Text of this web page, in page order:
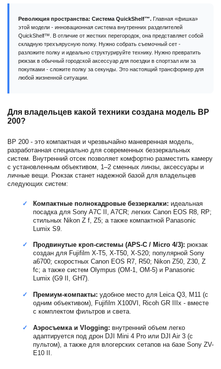
Революция пространства: Система QuickShelf™. Главная «фишка»
этой модели - инновационная система внутренних разделителей
QuickShelf™. В отличие от жестких перегородок, она представляет собой
складную трехъярусную полку. Нужно собрать съемочный сет -
разложите полку и идеально структурируйте технику. Нужно превратить
рюкзак в обычный городской аксессуар для поездки в спортзал или за
покупками - сложите полку за секунды. Это настоящий трансформер для
любой жизненной ситуации.
Для владельцев какой техники создана модель BP
200?
BP 200 - это компактная и чрезвычайно маневренная модель,
разработанная специально для современных беззеркальных
систем. Внутренний отсек позволяет комфортно разместить камеру
с установленным объективом, 1–2 сменных линзы, аксессуары и
личные вещи. Рюкзак станет надежной базой для владельцев
следующих систем:
Компактные полнокадровые беззеркалки: идеальная
посадка для Sony A7C II, A7CR; легких Canon EOS R8, RP;
стильных Nikon Z f, Z5; а также компактной Panasonic
Lumix S9.
Продвинутые кроп-системы (APS-C / Micro 4/3): рюкзак
создан для Fujifilm X-T5, X-T50, X-S20; популярной Sony
a6700; скоростных Canon EOS R7, R50; Nikon Z50, Z30, Z
fc; а также систем Olympus (OM-1, OM-5) и Panasonic
Lumix (G9 II, GH7).
Премиум-компакты: удобное место для Leica Q3, M11 (с
одним объективом), Fujifilm X100VI, Ricoh GR IIIx - вместе
с комплектом фильтров и света.
Аэросъемка и Vlogging: внутренний объем легко
адаптируется под дрон DJI Mini 4 Pro или DJI Air 3 (с
пультом), а также для влогерских сетапов на базе Sony ZV-
E10 II.